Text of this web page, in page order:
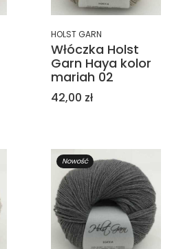
HOLST GARN
Włóczka Holst
Garn Haya kolor
mariah 02
Cena
42,00 zł
Nowość